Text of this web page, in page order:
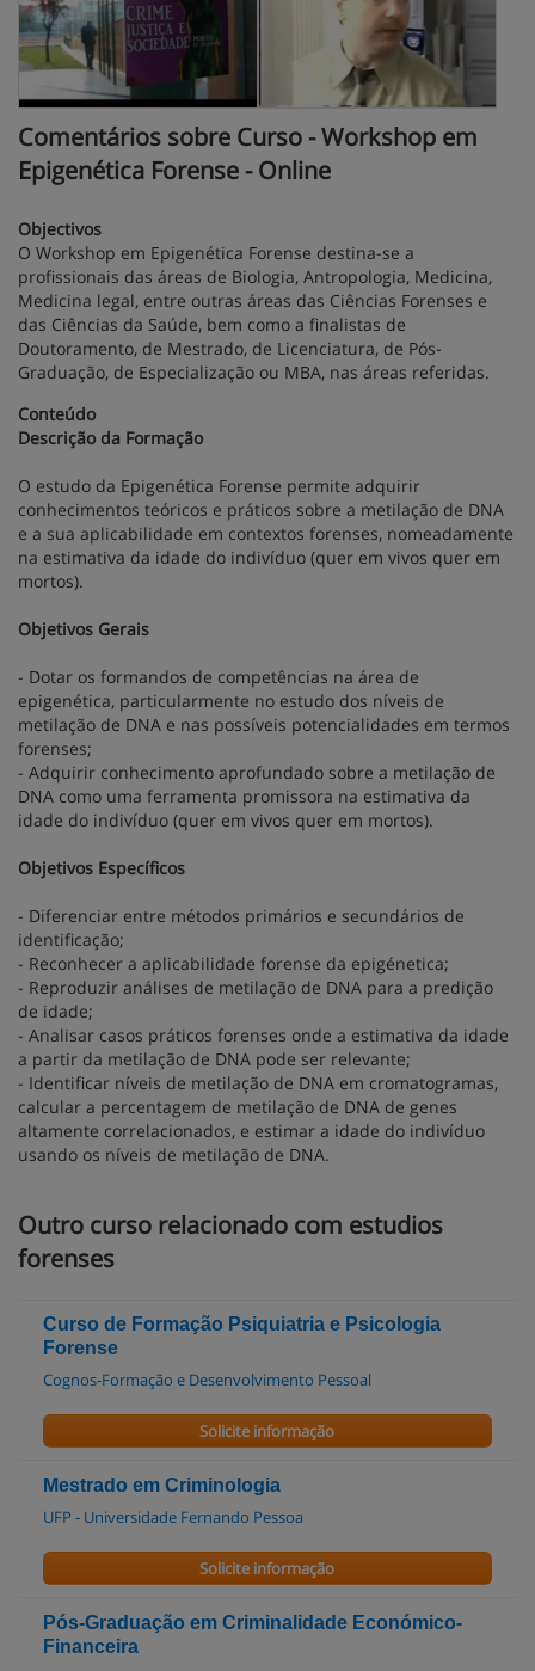
Comentários sobre Curso - Workshop em
Epigenética Forense - Online
Objectivos
O Workshop em Epigenética Forense destina-se a
profissionais das áreas de Biologia, Antropologia, Medicina,
Medicina legal, entre outras áreas das Ciências Forenses e
das Ciências da Saúde, bem como a finalistas de
Doutoramento, de Mestrado, de Licenciatura, de Pós-
Graduação, de Especialização ou MBA, nas áreas referidas.
Conteúdo
Descrição da Formação
O estudo da Epigenética Forense permite adquirir
conhecimentos teóricos e práticos sobre a metilação de DNA
e a sua aplicabilidade em contextos forenses, nomeadamente
na estimativa da idade do indivíduo (quer em vivos quer em
mortos).
Objetivos Gerais
- Dotar os formandos de competências na área de
epigenética, particularmente no estudo dos níveis de
metilação de DNA e nas possíveis potencialidades em termos
forenses;
- Adquirir conhecimento aprofundado sobre a metilação de
DNA como uma ferramenta promissora na estimativa da
idade do indivíduo (quer em vivos quer em mortos).
Objetivos Específicos
- Diferenciar entre métodos primários e secundários de
identificação;
- Reconhecer a aplicabilidade forense da epigénetica;
- Reproduzir análises de metilação de DNA para a predição
de idade;
- Analisar casos práticos forenses onde a estimativa da idade
a partir da metilação de DNA pode ser relevante;
- Identificar níveis de metilação de DNA em cromatogramas,
calcular a percentagem de metilação de DNA de genes
altamente correlacionados, e estimar a idade do indivíduo
usando os níveis de metilação de DNA.
Outro curso relacionado com estudios
forenses
Curso de Formação Psiquiatria e Psicologia
Forense
Cognos-Formação e Desenvolvimento Pessoal
Solicite informação
Mestrado em Criminologia
UFP - Universidade Fernando Pessoa
Solicite informação
Pós-Graduação em Criminalidade Económico-
Financeira